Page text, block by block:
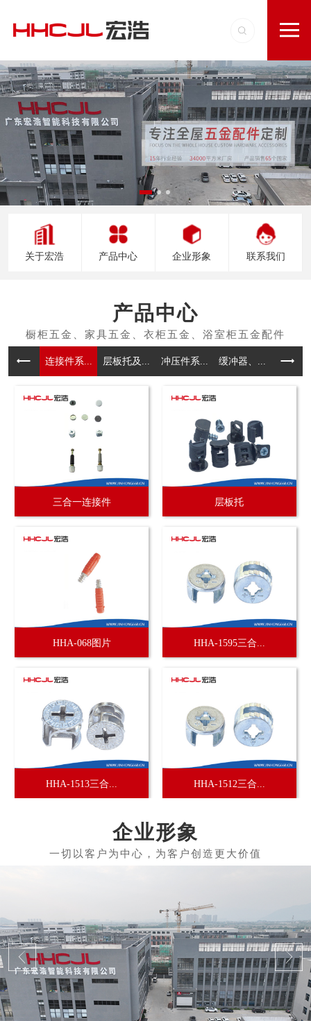
关于宏浩 产品中心 企业形象 联系我们
产品中心
连接件系... 层板托及... 冲压件系... 缓冲器、... 拉手
三合一连接件 层板托
HHA-068图片 HHA-1595三合...
HHA-1513三合... HHA-1512三合...
企业形象